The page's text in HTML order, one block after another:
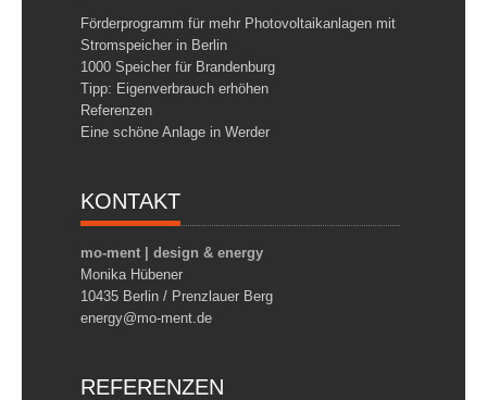
Förderprogramm für mehr Photovoltaikanlagen mit
Stromspeicher in Berlin
1000 Speicher für Brandenburg
Tipp: Eigenverbrauch erhöhen
Referenzen
Eine schöne Anlage in Werder
KONTAKT
mo-ment | design & energy
Monika Hübener
10435 Berlin / Prenzlauer Berg
energy@mo-ment.de
REFERENZEN